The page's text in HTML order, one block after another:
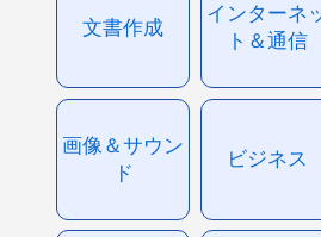
文書作成
インターネ
ト＆通信
画像＆サウン
ド
ビジネス